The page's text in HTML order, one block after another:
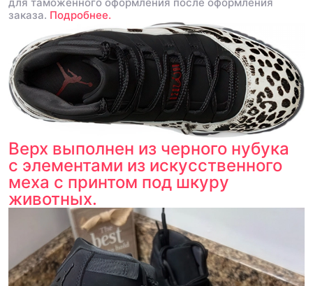
для таможенного оформления после оформления
заказа. Подробнее.
Верх выполнен из черного нубука
с элементами из искусственного
меха с принтом под шкуру
животных.